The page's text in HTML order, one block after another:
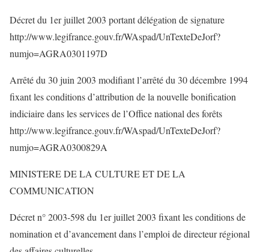
Décret du 1er juillet 2003 portant délégation de signature
http://www.legifrance.gouv.fr/WAspad/UnTexteDeJorf?
numjo=AGRA0301197D
Arrêté du 30 juin 2003 modifiant l’arrêté du 30 décembre 1994
fixant les conditions d’attribution de la nouvelle bonification
indiciaire dans les services de l’Office national des forêts
http://www.legifrance.gouv.fr/WAspad/UnTexteDeJorf?
numjo=AGRA0300829A
MINISTERE DE LA CULTURE ET DE LA
COMMUNICATION
Décret n° 2003-598 du 1er juillet 2003 fixant les conditions de
nomination et d’avancement dans l’emploi de directeur régional